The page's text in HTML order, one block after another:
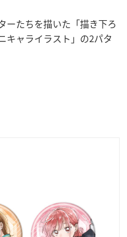
ーたちを描いた「描き下ろ
キャライラスト」の2パタ